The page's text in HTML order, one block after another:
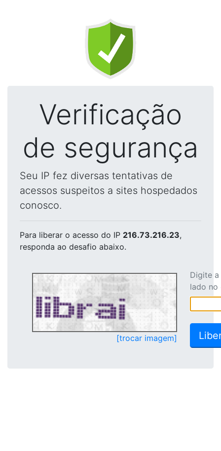
Verificação
de segurança
Seu IP fez diversas tentativas de
acessos suspeitos a sites hospedados
conosco.
Para liberar o acesso do IP 216.73.216.23,
responda ao desafio abaixo.
[trocar imagem]
Digite
lado no